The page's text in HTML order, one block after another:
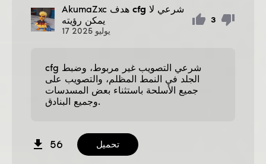
AkumaZxc هدف cfg شرعي لا
يمكن رؤيته
17 يوليو
3
cfg شرعي التصويب غير مربوط، وضبط
الجلد في النمط المظلم، والتصويب على
جميع الأسلحة باستثناء بعض المسدسات
وجميع البنادق.
56 تحميل